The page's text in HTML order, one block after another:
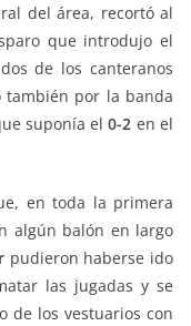
del área, recortó al
que introdujo el
de los canteranos
también por la banda
suponía el0-2 en el
en toda la primera
algún balón en largo
pudieron haberse ido
las jugadas y se
de los vestuarios con